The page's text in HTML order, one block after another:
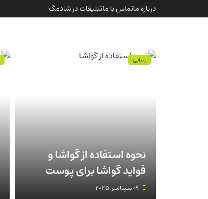
درباره ماتماس با ماتبلیغات در شادمگ
نحوه استفاده از گواشا و
فواید گواشا برای پوست
زیبایی